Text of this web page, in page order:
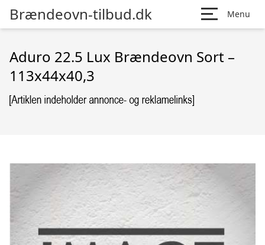
Brændeovn-tilbud.dk Menu
Aduro 22.5 Lux Brændeovn Sort –
113x44x40,3